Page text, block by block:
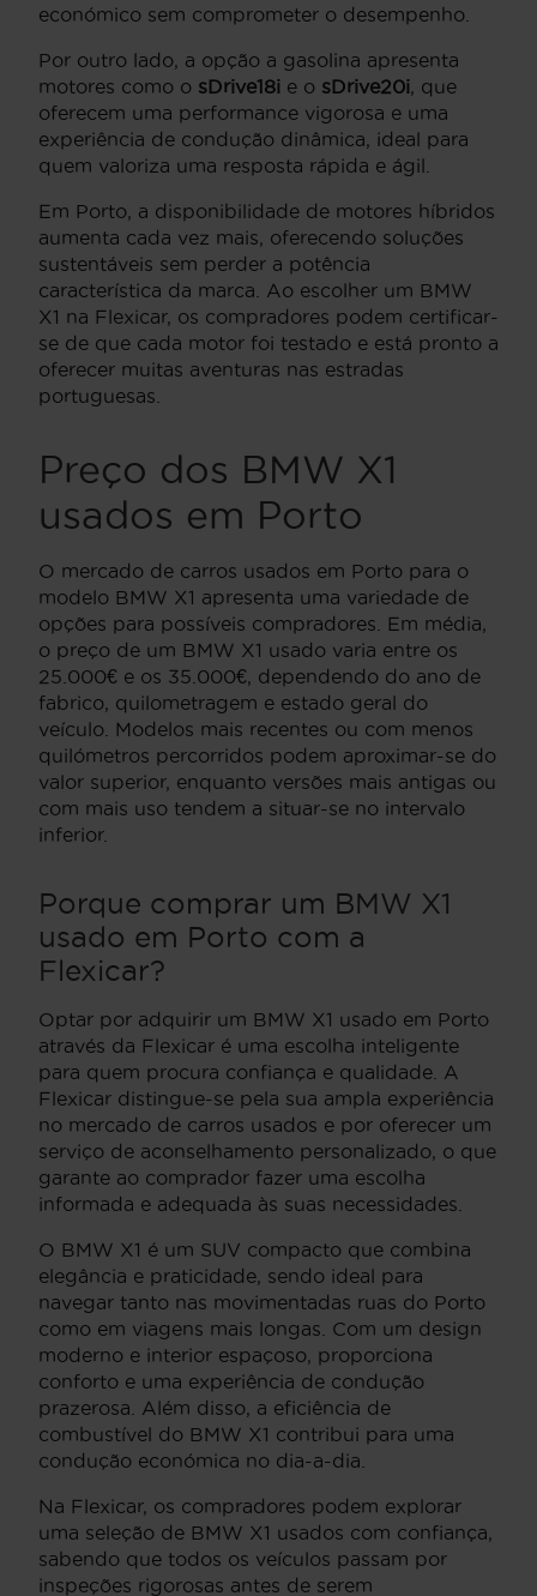
económico sem comprometer o desempenho.
Por outro lado, a opção a gasolina apresenta
motores como o sDrive18i e o sDrive20i, que
oferecem uma performance vigorosa e uma
experiência de condução dinâmica, ideal para
quem valoriza uma resposta rápida e ágil.
Em Porto, a disponibilidade de motores híbridos
aumenta cada vez mais, oferecendo soluções
sustentáveis sem perder a potência
característica da marca. Ao escolher um BMW
X1 na Flexicar, os compradores podem certificar-
se de que cada motor foi testado e está pronto a
oferecer muitas aventuras nas estradas
portuguesas.
Preço dos BMW X1
usados em Porto
O mercado de carros usados em Porto para o
modelo BMW X1 apresenta uma variedade de
opções para possíveis compradores. Em média,
o preço de um BMW X1 usado varia entre os
25.000€ e os 35.000€, dependendo do ano de
fabrico, quilometragem e estado geral do
veículo. Modelos mais recentes ou com menos
quilómetros percorridos podem aproximar-se do
valor superior, enquanto versões mais antigas ou
com mais uso tendem a situar-se no intervalo
inferior.
Porque comprar um BMW X1
usado em Porto com a
Flexicar?
Optar por adquirir um BMW X1 usado em Porto
através da Flexicar é uma escolha inteligente
para quem procura confiança e qualidade. A
Flexicar distingue-se pela sua ampla experiência
no mercado de carros usados e por oferecer um
serviço de aconselhamento personalizado, o que
garante ao comprador fazer uma escolha
informada e adequada às suas necessidades.
O BMW X1 é um SUV compacto que combina
elegância e praticidade, sendo ideal para
navegar tanto nas movimentadas ruas do Porto
como em viagens mais longas. Com um design
moderno e interior espaçoso, proporciona
conforto e uma experiência de condução
prazerosa. Além disso, a eficiência de
combustível do BMW X1 contribui para uma
condução económica no dia-a-dia.
Na Flexicar, os compradores podem explorar
uma seleção de BMW X1 usados com confiança,
sabendo que todos os veículos passam por
inspeções rigorosas antes de serem